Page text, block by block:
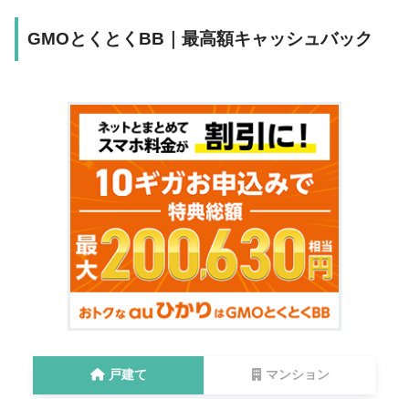
GMOとくとくBB｜最高額キャッシュバック
戸建て マンション